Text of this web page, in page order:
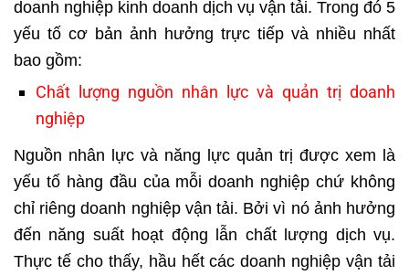
doanh nghiệp kinh doanh dịch vụ vận tải. Trong đó 5
yếu tố cơ bản ảnh hưởng trực tiếp và nhiều nhất
bao gồm:
Chất lượng nguồn nhân lực và quản trị doanh
nghiệp
Nguồn nhân lực và năng lực quản trị được xem là
yếu tố hàng đầu của mỗi doanh nghiệp chứ không
chỉ riêng doanh nghiệp vận tải. Bởi vì nó ảnh hưởng
đến năng suất hoạt động lẫn chất lượng dịch vụ.
Thực tế cho thấy, hầu hết các doanh nghiệp vận tải